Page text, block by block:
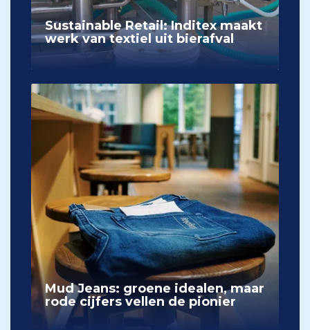
Sustainable Retail: Inditex maakt
werk van textiel uit bierafval
Mud Jeans: groene idealen, maar
rode cijfers vellen de pionier